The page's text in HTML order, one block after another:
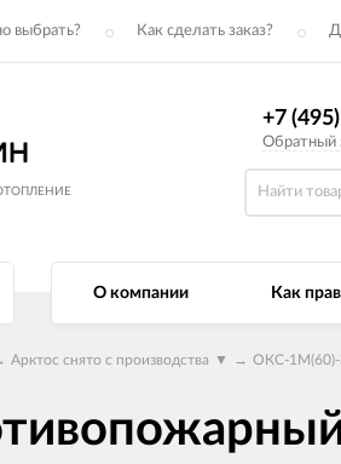
выбрать? Как сделать заказ?
+7
Обратный
О компании Как
Арктос снято с производства ▼ → ОКС-